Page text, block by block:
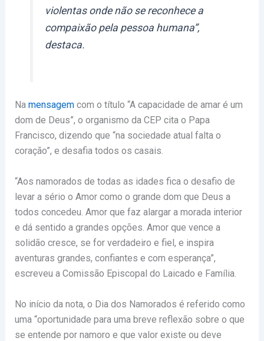
violentas onde não se reconhece a
compaixão pela pessoa humana”,
destaca.
Na mensagemcom o título “A capacidade de amar é um
dom de Deus”, o organismo da CEP cita o Papa
Francisco, dizendo que “na sociedade atual falta o
coração”, e desafia todos os casais.
“Aos namorados de todas as idades fica o desafio de
levar a sério o Amor como o grande dom que Deus a
todos concedeu. Amor que faz alargar a morada interior
e dá sentido a grandes opções. Amor que vence a
solidão cresce, se for verdadeiro e fiel, e inspira
aventuras grandes, confiantes e com esperança”,
escreveu a Comissão Episcopal do Laicado e Família.
No início da nota, o Dia dos Namorados é referido como
uma “oportunidade para uma breve reflexão sobre o que
se entende por namoro e que valor existe ou deve